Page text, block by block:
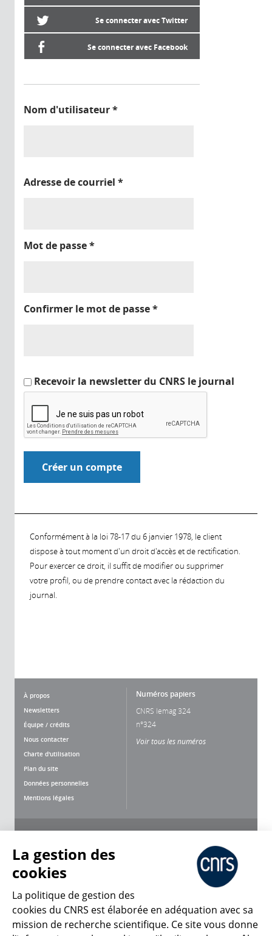
Se connecter avec Twitter
Se connecter avec Facebook
Nom d'utilisateur*
Adresse de courriel *
Mot de passe*
Confirmer le mot de passe*
Recevoir la newsletter du CNRS le journal
Conformément à la loi 78-17 du 6 janvier 1978, le client
dispose à tout moment d'un droit d'accès et de rectification.
Pour exercer ce droit, il suffit de modifier ou supprimer
votre profil, ou de prendre contact avec la rédaction du
journal.
À propos
Newsletters
Équipe / crédits
Nous contacter
Charte d'utilisation
Plan du site
Données personnelles
Mentions légales
Numéros papiers
CNRS lemag 324
n°324
Voir tous les numéros
CNRS Le Mag
La gestion des
cookies
La politique de gestion des
cookies du CNRS est élaborée en adéquation avec sa
mission de recherche scientifique. Ce site vous donne